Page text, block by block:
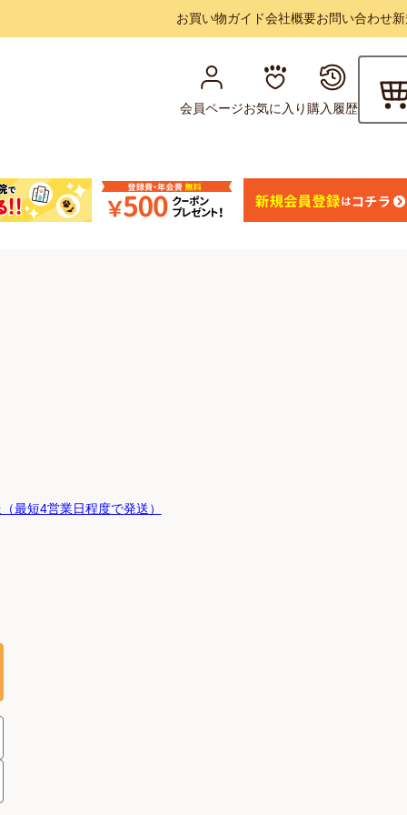
お買い物ガイド会社概要お問い合わせ
会員ページお気に入り購入履歴
最短4営業日程度で発送）